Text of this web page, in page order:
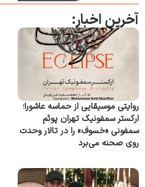
آخرین اخبار:
روایتی موسیقایی از حماسه عاشورا؛
ارکستر سمفونیک تهران پوئم
سمفونی «خسوف» را در تالار وحدت
روی صحنه می‌برد